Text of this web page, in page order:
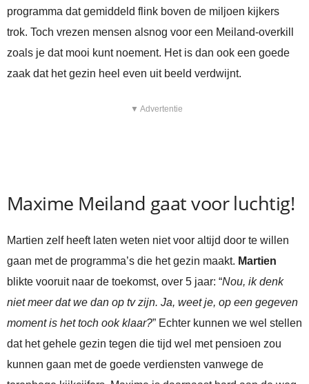
programma dat gemiddeld flink boven de miljoen kijkers
trok. Toch vrezen mensen alsnog voor een Meiland-overkill
zoals je dat mooi kunt noement. Het is dan ook een goede
zaak dat het gezin heel even uit beeld verdwijnt.
▼ Advertentie
Maxime Meiland gaat voor luchtig!
Martien zelf heeft laten weten niet voor altijd door te willen
gaan met de programma’s die het gezin maakt. Martien
blikte vooruit naar de toekomst, over 5 jaar: “Nou, ik denk
niet meer dat we dan op tv zijn. Ja, weet je, op een gegeven
moment is het toch ook klaar?” Echter kunnen we wel stellen
dat het gehele gezin tegen die tijd wel met pensioen zou
kunnen gaan met de goede verdiensten vanwege de